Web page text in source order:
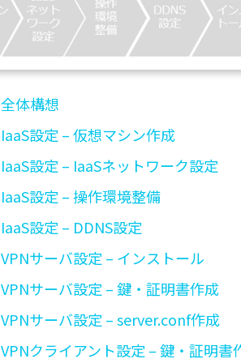
全体構想
IaaS設定 – 仮想マシン作成
IaaS設定 – IaaSネットワーク設定
IaaS設定 – 操作環境整備
IaaS設定 – DDNS設定
VPNサーバ設定 – インストール
VPNサーバ設定 – 鍵・証明書作成
VPNサーバ設定 – server.conf作成
VPNクライアント設定 – 鍵・証明書